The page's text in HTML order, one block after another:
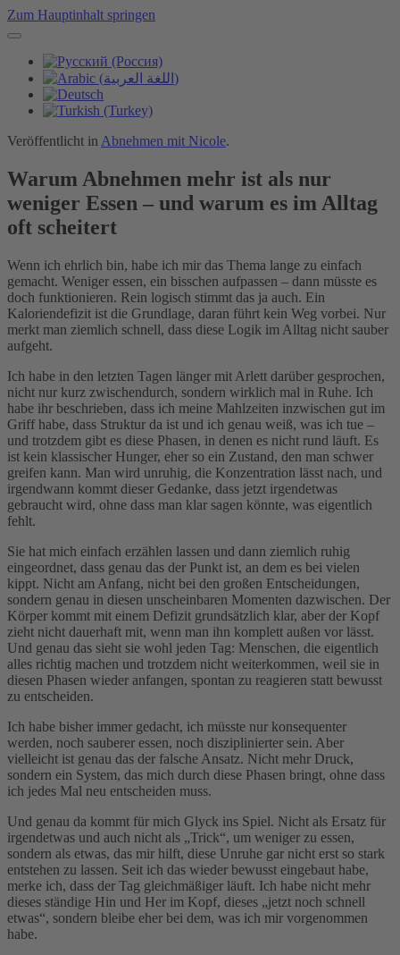
Zum Hauptinhalt springen
Veröffentlicht in Abnehmen mit Nicole.
Warum Abnehmen mehr ist als nur
weniger Essen – und warum es im Alltag
oft scheitert
Wenn ich ehrlich bin, habe ich mir das Thema lange zu einfach
gemacht. Weniger essen, ein bisschen aufpassen – dann müsste es
doch funktionieren. Rein logisch stimmt das ja auch. Ein
Kaloriendefizit ist die Grundlage, daran führt kein Weg vorbei. Nur
merkt man ziemlich schnell, dass diese Logik im Alltag nicht sauber
aufgeht.
Ich habe in den letzten Tagen länger mit Arlett darüber gesprochen,
nicht nur kurz zwischendurch, sondern wirklich mal in Ruhe. Ich
habe ihr beschrieben, dass ich meine Mahlzeiten inzwischen gut im
Griff habe, dass Struktur da ist und ich genau weiß, was ich tue –
und trotzdem gibt es diese Phasen, in denen es nicht rund läuft. Es
ist kein klassischer Hunger, eher so ein Zustand, den man schwer
greifen kann. Man wird unruhig, die Konzentration lässt nach, und
irgendwann kommt dieser Gedanke, dass jetzt irgendetwas
gebraucht wird, ohne dass man klar sagen könnte, was eigentlich
fehlt.
Sie hat mich einfach erzählen lassen und dann ziemlich ruhig
eingeordnet, dass genau das der Punkt ist, an dem es bei vielen
kippt. Nicht am Anfang, nicht bei den großen Entscheidungen,
sondern genau in diesen unscheinbaren Momenten dazwischen. Der
Körper kommt mit einem Defizit grundsätzlich klar, aber der Kopf
zieht nicht dauerhaft mit, wenn man ihn komplett außen vor lässt.
Und genau das sieht sie wohl jeden Tag: Menschen, die eigentlich
alles richtig machen und trotzdem nicht weiterkommen, weil sie in
diesen Phasen wieder anfangen, spontan zu reagieren statt bewusst
zu entscheiden.
Ich habe bisher immer gedacht, ich müsste nur konsequenter
werden, noch sauberer essen, noch disziplinierter sein. Aber
vielleicht ist genau das der falsche Ansatz. Nicht mehr Druck,
sondern ein System, das mich durch diese Phasen bringt, ohne dass
ich jedes Mal neu entscheiden muss.
Und genau da kommt für mich Glyck ins Spiel. Nicht als Ersatz für
irgendetwas und auch nicht als „Trick“, um weniger zu essen,
sondern als etwas, das mir hilft, diese Unruhe gar nicht erst so stark
entstehen zu lassen. Seit ich das wieder bewusst eingebaut habe,
merke ich, dass der Tag gleichmäßiger läuft. Ich habe nicht mehr
dieses ständige Hin und Her im Kopf, dieses „jetzt noch schnell
etwas“, sondern bleibe eher bei dem, was ich mir vorgenommen
habe.